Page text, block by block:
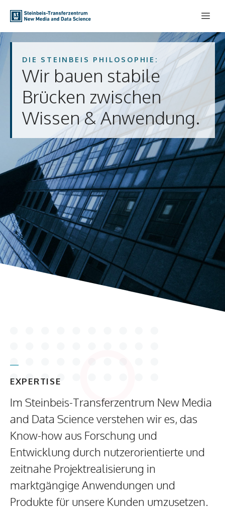
Inhalt
springen
DIE STEINBEIS PHILOSOPHIE:
Wir bauen stabile
Brücken zwischen
Wissen & Anwendung.
EXPERTISE
Im Steinbeis-Transferzentrum New Media
and Data Science verstehen wir es, das
Know-how aus Forschung und
Entwicklung durch nutzerorientierte und
zeitnahe Projektrealisierung in
marktgängige Anwendungen und
Produkte für unsere Kunden umzusetzen.